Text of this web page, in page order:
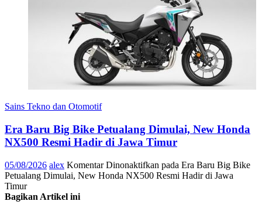
Sains Tekno dan Otomotif
Era Baru Big Bike Petualang Dimulai, New Honda
NX500 Resmi Hadir di Jawa Timur
05/08/2026 alex Komentar Dinonaktifkan pada Era Baru Big Bike
Petualang Dimulai, New Honda NX500 Resmi Hadir di Jawa
Timur
Bagikan Artikel ini